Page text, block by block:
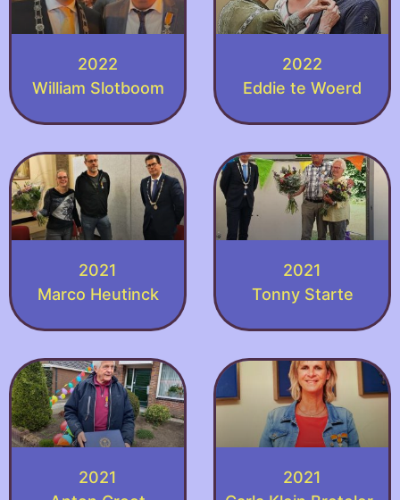
2022
William Slotboom
2022
Eddie te Woerd
2021
Marco Heutinck
2021
Tonny Starte
2021
2021